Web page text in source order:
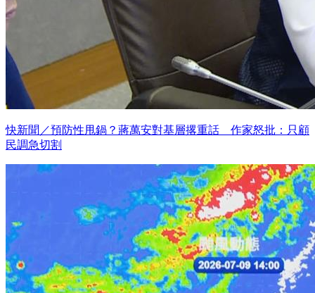
快新聞／預防性甩鍋？蔣萬安對基層撂重話 作家怒批：只顧
民調急切割